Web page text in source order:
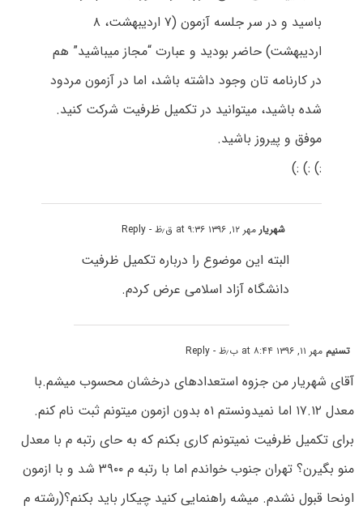
باسید و در سر جلسه آزمون (۷ اردیبهشت، ۸
اردیبهشت) حاضر بودید و عبارت “مجاز میباشید” هم
در کارنامه تان وجود داشته باشد، اما در آزمون مردود
شده باشید، میتوانید در تکمیل ظرفیت شرکت کنید.
موفق و پیروز باشید.
:) :) :)
شهریارمهر ۱۲, ۱۳۹۶ at ۹:۳۶ ق٫ظ - Reply
البته این موضوع را درباره تکمیل ظرفیت
دانشگاه آزاد اسلامی عرض کردم.
تسنیم مهر ۱۱, ۱۳۹۶ at ۸:۴۴ ب٫ظ - Reply
آقای شهریار من جزوه استعدادهای درخشان محسوب میشم.با
معدل ۱۷.۱۲ اما نمیدونستم ۱ه بدون ازمون میتونم ثبت نام کنم.
برای تکمیل ظرفیت نمیتونم کاری بکنم که به حای رتبه م با معدل
منو بگیرن؟ تهران جنوب خواندم اما با رتبه م ۳۹۰۰ شد و با ازمون
اونحا قبول نشدم. میشه راهنمایی کنید چیکار باید بکنم؟(رشته م